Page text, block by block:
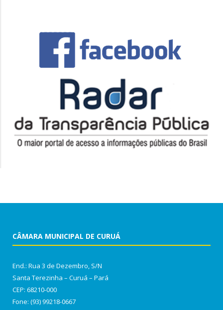
CÂMARA MUNICIPAL DE CURUÁ
End.: Rua 3 de Dezembro, S/N
Santa Terezinha – Curuá – Pará
CEP: 68210-000
Fone: (93) 99218-0667